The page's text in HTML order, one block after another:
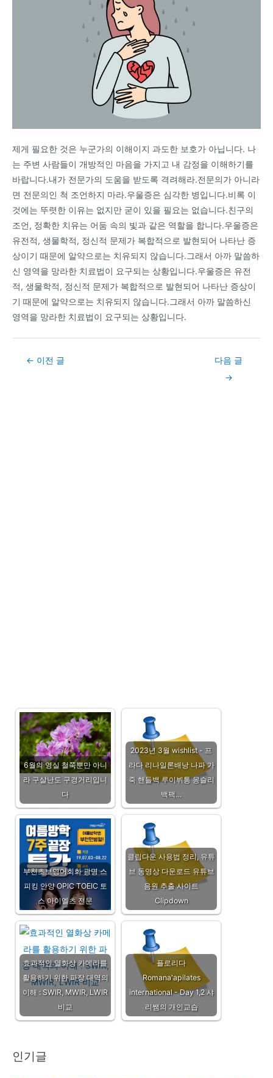
제게 필요한 것은 누군가의 이해이지 과도한 보호가 아닙니다. 나
는 주변 사람들이 개방적인 마음을 가지고 내 감정을 이해하기를
바랍니다.내가 전문가의 도움을 받도록 격려해라.전문의가 아니라
면 전문의인 척 조언하지 마라.우울증은 심각한 병입니다.비록 이
것에는 뚜렷한 이유는 없지만 굳이 있을 필요는 없습니다.친구의
조언, 정확한 치유는 어둠 속의 빛과 같은 역할을 합니다.우울증은
유전적, 생물학적, 정신적 문제가 복합적으로 발현되어 나타난 증
상이기 때문에 알약으로는 치유되지 않습니다.그래서 아까 말씀하
신 영역을 망라한 치료법이 요구되는 상황입니다.우울증은 유전
적, 생물학적, 정신적 문제가 복합적으로 발현되어 나타난 증상이
기 때문에 알약으로는 치유되지 않습니다.그래서 아까 말씀하신
영역을 망라한 치료법이 요구되는 상황입니다.
Post← 이전 글
다음 글
→
6월의 영실 철쭉뿐만 아니
라 구살난도 구경거리입니
다
2023년 3월 wishlist - 프
라다 리나일론배낭 나파 가
죽 핸들백 루이뷔통 몽슬리
백팩…
부천초보영어회화 광명 스
피킹 안양 OPIC TOEIC 토
스 아이엘츠 전문
클립다운 사용법 정리, 유튜
브 동영상 다운로드 유튜브
음원 추출 사이트
Clipdown
효과적인 열화상 카메라를
활용하기 위한 파장 대역의
이해 : SWIR, MWIR, LWIR
비교
플로리다
Romana'apilates
international - Day 1,2 샤
리쌤의 개인교습
인기글